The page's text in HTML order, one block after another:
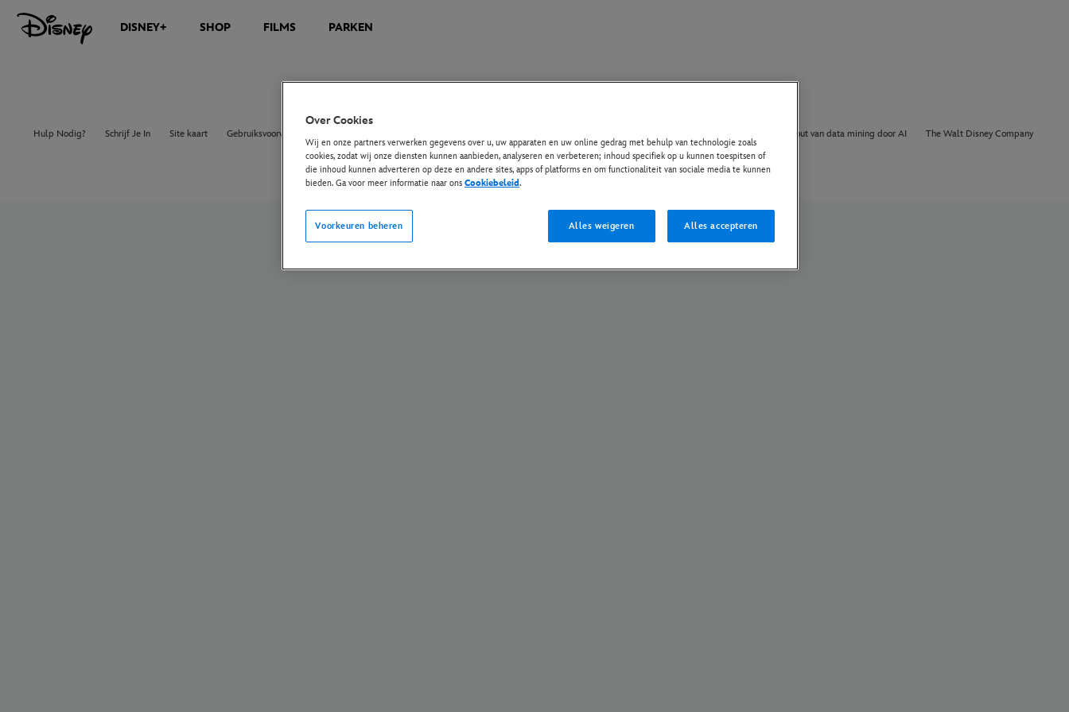
DISNEY+ SHOP FILMS PARKEN
Hulp Nodig? Schrijf Je In Site kaart Gebruiksvoorwaarden Opt out van data mining door AI The Walt Disney Company
© Disney en haar gerelateerde entiteiten. Alle rechten voorbehouden.
Over Cookies
Wij en onze partners verwerken gegevens over u, uw apparaten en uw online gedrag met behulp van technologie zoals
cookies, zodat wij onze diensten kunnen aanbieden, analyseren en verbeteren; inhoud specifiek op u kunnen toespitsen of
die inhoud kunnen adverteren op deze en andere sites, apps of platforms en om functionaliteit van sociale media te kunnen
bieden. Ga voor meer informatie naar ons Cookiebeleid.
Voorkeuren beheren Alles weigeren Alles accepteren